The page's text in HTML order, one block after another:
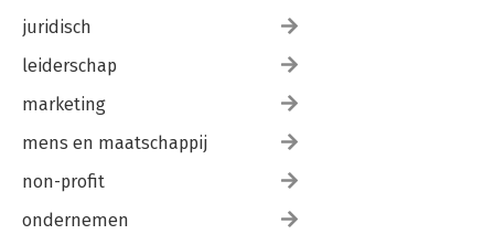
juridisch
leiderschap
marketing
mens en maatschappij
non-profit
ondernemen